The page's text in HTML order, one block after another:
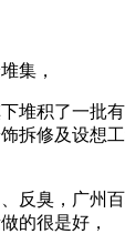
集，
堆积了一批
拆修及设想
反臭，广州
的很是好，